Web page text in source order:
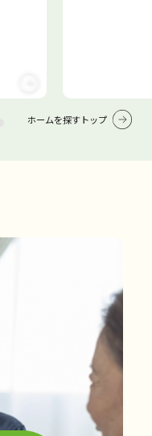
ホームを探すトップ